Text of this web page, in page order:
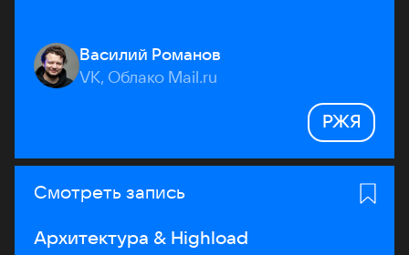
Василий Романов
VK, Облако Mail.ru
РЖЯ
Смотреть запись
Архитектура & Highload